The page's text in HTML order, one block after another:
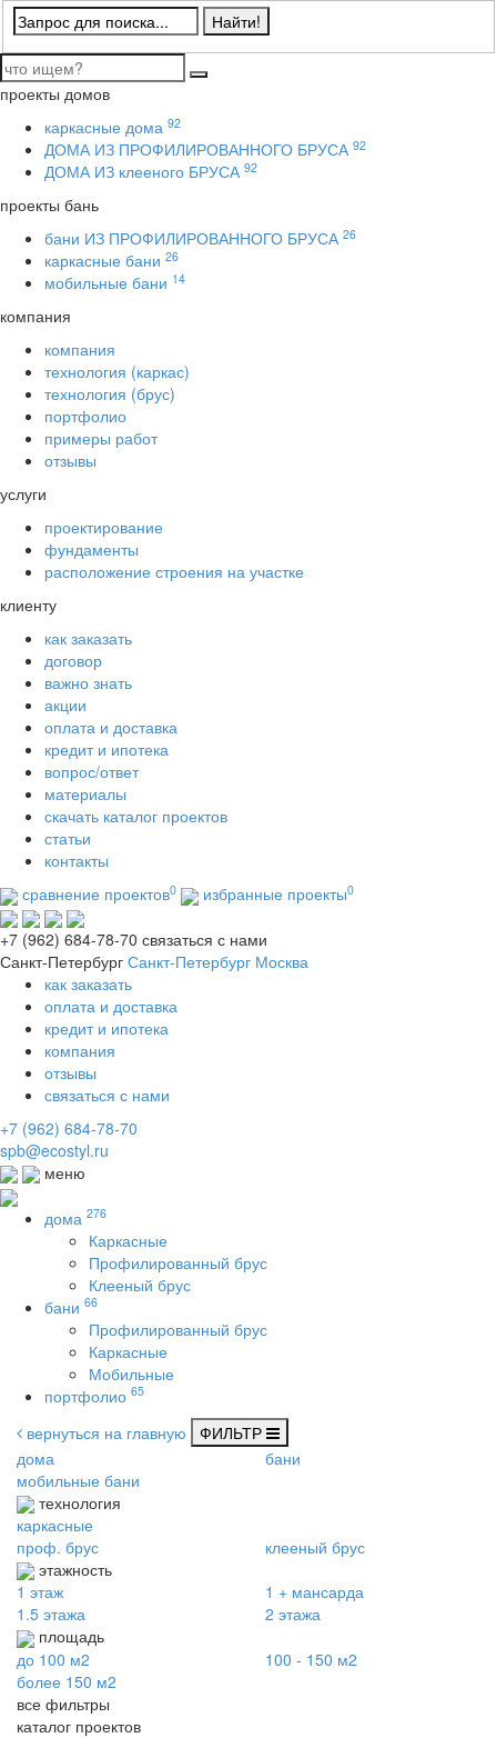
проекты домов
каркасные дома 92
ДОМА ИЗ ПРОФИЛИРОВАННОГО БРУСА 92
ДОМА ИЗ клееного БРУСА 92
проекты бань
бани ИЗ ПРОФИЛИРОВАННОГО БРУСА 26
каркасные бани 26
мобильные бани 14
компания
компания
технология (каркас)
технология (брус)
портфолио
примеры работ
отзывы
услуги
проектирование
фундаменты
расположение строения на участке
клиенту
как заказать
договор
важно знать
акции
оплата и доставка
кредит и ипотека
вопрос/ответ
материалы
скачать каталог проектов
статьи
контакты
сравнение проектов0 избранные проекты0
+7 (962) 684-78-70 связаться с нами
Санкт-Петербург Санкт-Петербург Москва
как заказать
оплата и доставка
кредит и ипотека
компания
отзывы
связаться с нами
+7 (962) 684-78-70
spb@ecostyl.ru
меню
дома 276
Каркасные
Профилированный брус
Клееный брус
бани 66
Профилированный брус
Каркасные
Мобильные
портфолио 65
вернуться на главную
ФИЛЬТР
дома
бани
мобильные бани
технология
каркасные
проф. брус
клееный брус
этажность
1 этаж
1 + мансарда
1.5 этажа
2 этажа
площадь
до 100 м2
100 - 150 м2
более 150 м2
все фильтры
каталог проектов